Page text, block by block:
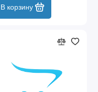
В корзину